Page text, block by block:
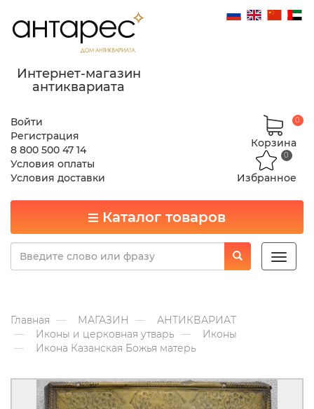
Интернет-магазин
антиквариата
Войти
Регистрация
8 800 500 47 14
Условия оплаты
Условия доставки
Корзина
0
Избранное
0
Каталог товаров
Toggle
Главная МАГАЗИН
АНТИКВАРИАТ
Иконы и церковная утварь
Иконы
Икона Казанская Божья матерь